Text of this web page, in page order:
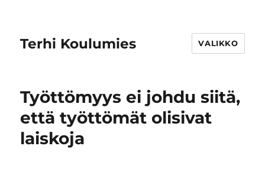
Terhi Koulumies VALIKKO
Työttömyys ei johdu siitä,
että työttömät olisivat
laiskoja